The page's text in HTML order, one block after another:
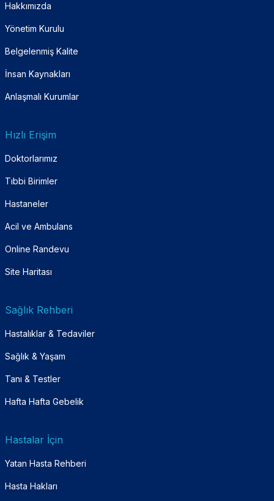
Hakkımızda
Yönetim Kurulu
Belgelenmiş Kalite
İnsan Kaynakları
Anlaşmalı Kurumlar
Hızlı Erişim
Doktorlarımız
Tıbbi Birimler
Hastaneler
Acil ve Ambulans
Online Randevu
Site Haritası
Sağlık Rehberi
Hastalıklar & Tedaviler
Sağlık & Yaşam
Tanı & Testler
Hafta Hafta Gebelik
Hastalar İçin
Yatan Hasta Rehberi
Hasta Hakları